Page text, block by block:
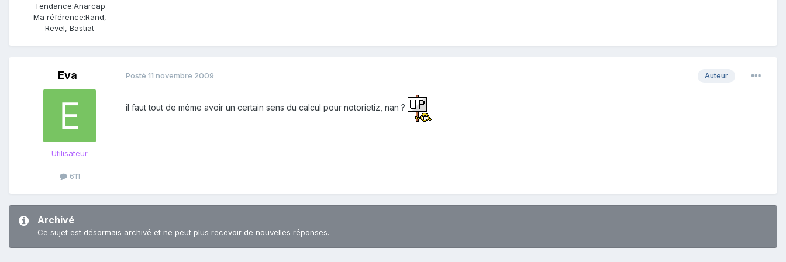
Tendance:Anarcap
Ma référence:Rand,
Revel, Bastiat
Eva
Utilisateur
611
Auteur
Posté 11 novembre 2009
il faut tout de même avoir un certain sens du calcul pour notorietiz, nan ?
Archivé
Ce sujet est désormais archivé et ne peut plus recevoir de nouvelles réponses.